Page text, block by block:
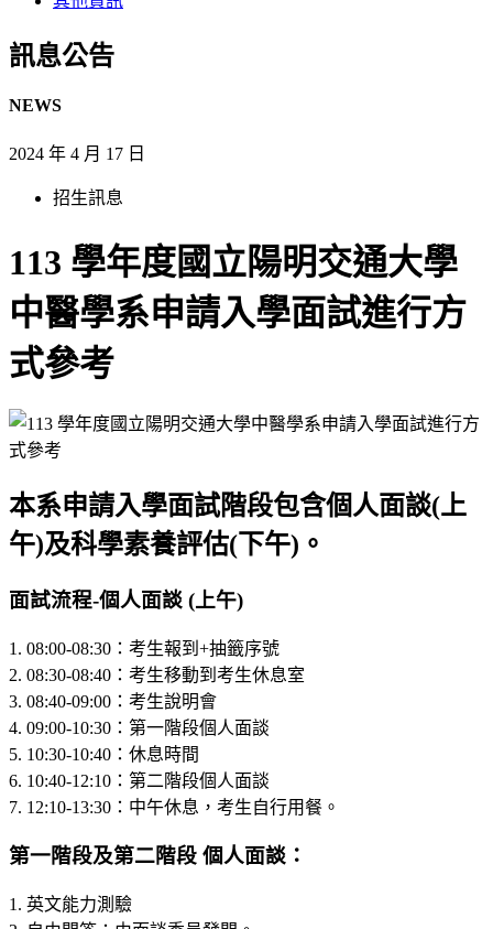
訊息公告​
NEWS
2024 年 4 月 17 日
招生訊息
113 學年度國立陽明交通大學
中醫學系申請入學面試進行方
式參考
本系申請入學面試階段包含個人面談(上
午)及科學素養評估(下午)。
面試流程-個人面談 (上午)
1. 08:00-08:30：考生報到+抽籤序號
2. 08:30-08:40：考生移動到考生休息室
3. 08:40-09:00：考生說明會
4. 09:00-10:30：第一階段個人面談
5. 10:30-10:40：休息時間
6. 10:40-12:10：第二階段個人面談
7. 12:10-13:30：中午休息，考生自行用餐。
第一階段及第二階段 個人面談：
1. 英文能力測驗